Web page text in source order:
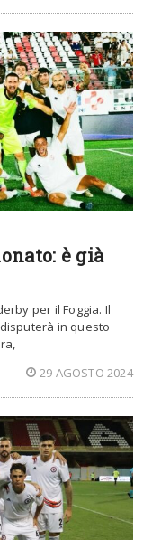
è già
per il Foggia. Il
in questo
29 AGOSTO 2024